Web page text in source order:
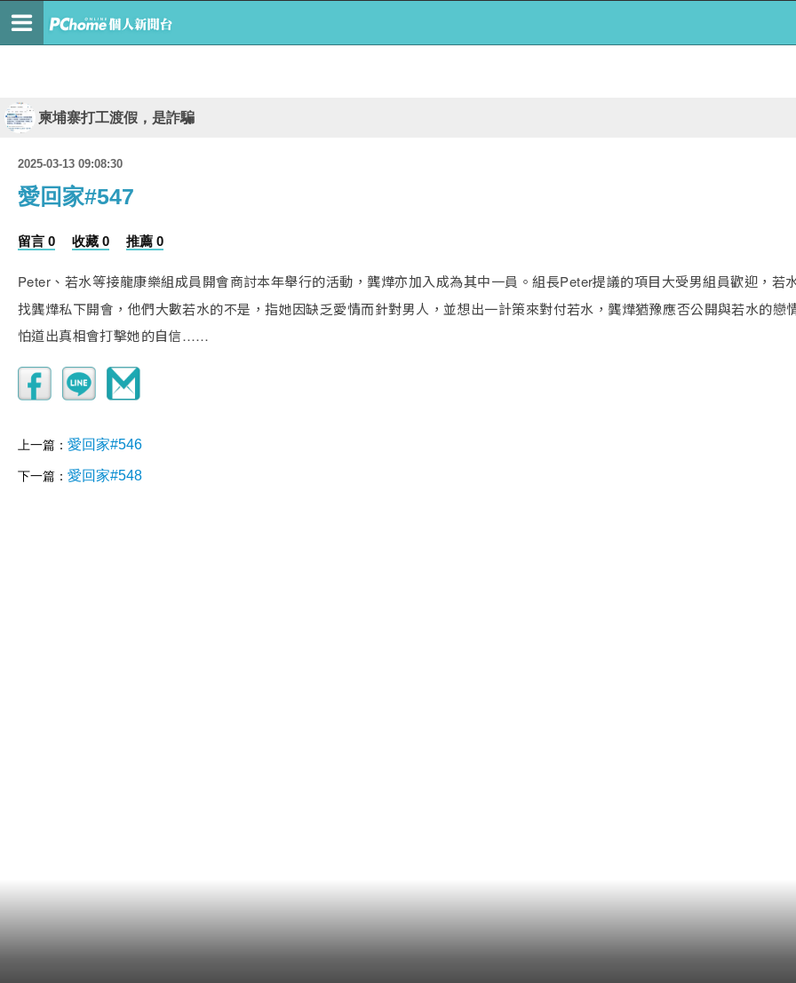
柬埔寨打工渡假，是詐騙
2025-03-13 09:08:30
愛回家#547
留言 0 收藏 0 推薦 0
Peter、若水等接龍康樂組成員開會商討本年舉行的活動，龔燁亦加入成為其中一員。組長Peter提議的項目大受男組員歡迎，
找龔燁私下開會，他們大數若水的不是，指她因缺乏愛情而針對男人，並想出一計策來對付若水，龔燁猶豫應否公開與若水的
怕道出真相會打擊她的自信……
上一篇： 愛回家#546
下一篇： 愛回家#548